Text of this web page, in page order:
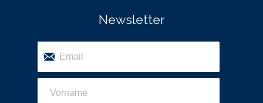
Newsletter